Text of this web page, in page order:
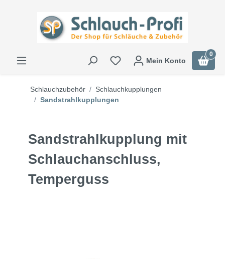
Mein Konto
0
Schlauchzubehör
Schlauchkupplungen
Sandstrahlkupplungen
Sandstrahlkupplung mit
Schlauchanschluss,
Temperguss